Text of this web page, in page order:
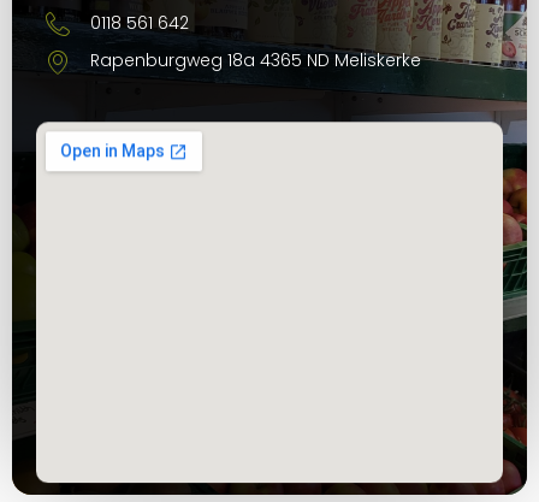
0118 561 642
Rapenburgweg 18a 4365 ND Meliskerke